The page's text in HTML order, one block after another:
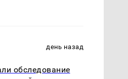
день назад
обследование